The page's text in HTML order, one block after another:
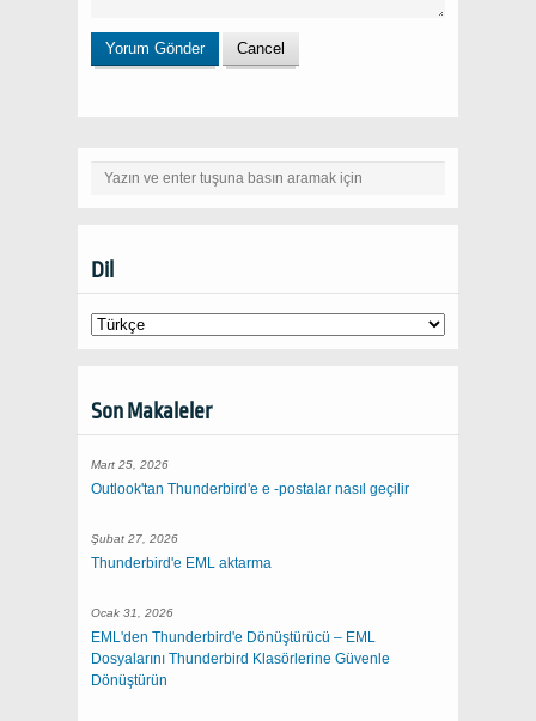
Dil
Son Makaleler
Mart 25, 2026
Outlook'tan Thunderbird'e e -postalar nasıl geçilir
Şubat 27, 2026
Thunderbird'e EML aktarma
Ocak 31, 2026
EML'den Thunderbird'e Dönüştürücü – EML
Dosyalarını Thunderbird Klasörlerine Güvenle
Dönüştürün